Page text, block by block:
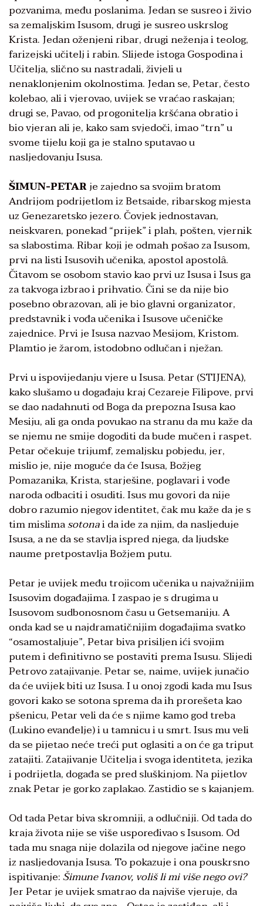
pozvanima, među poslanima. Jedan se susreo i živio
sa zemaljskim Isusom, drugi je susreo uskrslog
Krista. Jedan oženjeni ribar, drugi neženja i teolog,
farizejski učitelj i rabin. Slijede istoga Gospodina i
Učitelja, slično su nastradali, živjeli u
nenaklonjenim okolnostima. Jedan se, Petar, često
kolebao, ali i vjerovao, uvijek se vraćao raskajan;
drugi se, Pavao, od progonitelja kršćana obratio i
bio vjeran ali je, kako sam svjedoči, imao “trn” u
svome tijelu koji ga je stalno sputavao u
nasljedovanju Isusa.
ŠIMUN-PETARje zajedno sa svojim bratom
Andrijom podrijetlom iz Betsaide, ribarskog mjesta
uz Genezaretsko jezero. Čovjek jednostavan,
neiskvaren, ponekad “prijek” i plah, pošten, vjernik
sa slabostima. Ribar koji je odmah pošao za Isusom,
prvi na listi Isusovih učenika, apostol apostolâ.
Čitavom se osobom stavio kao prvi uz Isusa i Isus ga
za takvoga izbrao i prihvatio. Čini se da nije bio
posebno obrazovan, ali je bio glavni organizator,
predstavnik i vođa učenika i Isusove učeničke
zajednice. Prvi je Isusa nazvao Mesijom, Kristom.
Plamtio je žarom, istodobno odlučan i nježan.
Prvi u ispovijedanju vjere u Isusa. Petar (STIJENA),
kako slušamo u događaju kraj Cezareje Filipove, prvi
se dao nadahnuti od Boga da prepozna Isusa kao
Mesiju, ali ga onda povukao na stranu da mu kaže da
se njemu ne smije dogoditi da bude mučen i raspet.
Petar očekuje trijumf, zemaljsku pobjedu, jer,
mislio je, nije moguće da će Isusa, Božjeg
Pomazanika, Krista, starješine, poglavari i vođe
naroda odbaciti i osuditi. Isus mu govori da nije
dobro razumio njegov identitet, čak mu kaže da je s
tim mislimasotonai da ide za njim, da nasljeduje
Isusa, a ne da se stavlja ispred njega, da ljudske
naume pretpostavlja Božjem putu.
Petar je uvijek među trojicom učenika u najvažnijim
Isusovim događajima. I zaspao je s drugima u
Isusovom sudbonosnom času u Getsemaniju. A
onda kad se u najdramatičnijim događajima svatko
“osamostaljuje”, Petar biva prisiljen ići svojim
putem i definitivno se postaviti prema Isusu. Slijedi
Petrovo zatajivanje. Petar se, naime, uvijek junačio
da će uvijek biti uz Isusa. I u onoj zgodi kada mu Isus
govori kako se sotona sprema da ih prorešeta kao
pšenicu, Petar veli da će s njime kamo god treba
(Lukino evanđelje) i u tamnicu i u smrt. Isus mu veli
da se pijetao neće treći put oglasiti a on će ga triput
zatajiti. Zatajivanje Učitelja i svoga identiteta, jezika
i podrijetla, događa se pred sluškinjom. Na pijetlov
znak Petar je gorko zaplakao. Zastidio se s kajanjem.
Od tada Petar biva skromniji, a odlučniji. Od tada do
kraja života nije se više uspoređivao s Isusom. Od
tada mu snaga nije dolazila od njegove jačine nego
iz nasljedovanja Isusa. To pokazuje i ona pouskrsno
ispitivanje:Šimune Ivanov, voliš li mi više nego ovi?
Jer Petar je uvijek smatrao da najviše vjeruje, da